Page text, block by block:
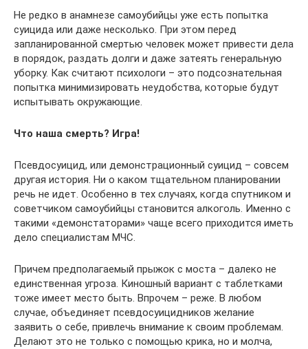
Не редко в анамнезе самоубийцы уже есть попытка
суицида или даже несколько. При этом перед
запланированной смертью человек может привести дела
в порядок, раздать долги и даже затеять генеральную
уборку. Как считают психологи – это подсознательная
попытка минимизировать неудобства, которые будут
испытывать окружающие.
Что наша смерть? Игра!
Псевдосуицид, или демонстрационный суицид – совсем
другая история. Ни о каком тщательном планировании
речь не идет. Особенно в тех случаях, когда спутником и
советчиком самоубийцы становится алкоголь. Именно с
такими «демонстаторами» чаще всего приходится иметь
дело специалистам МЧС.
Причем предполагаемый прыжок с моста – далеко не
единственная угроза. Киношный вариант с таблетками
тоже имеет место быть. Впрочем – реже. В любом
случае, объединяет псевдосуицидников желание
заявить о себе, привлечь внимание к своим проблемам.
Делают это не только с помощью крика, но и молча,